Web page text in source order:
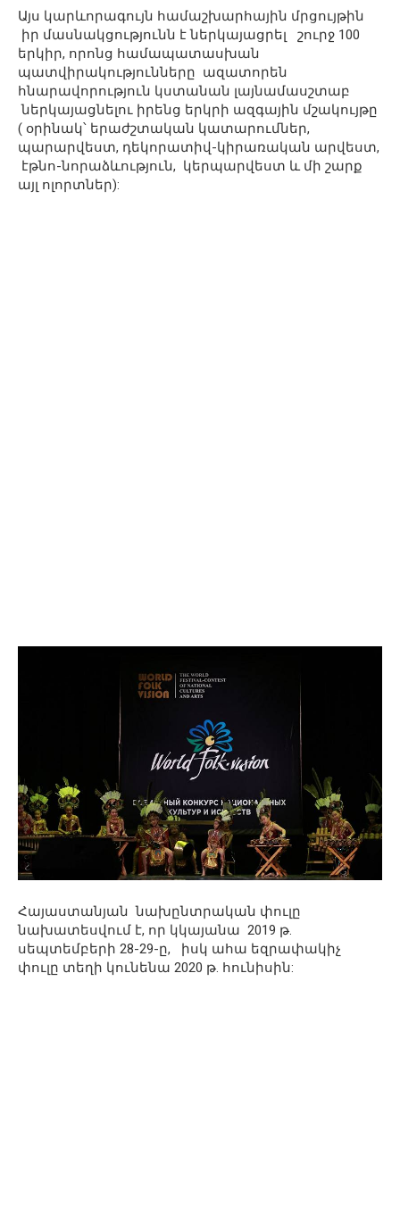
Այս կարևորագույն համաշխարհային մրցույթին
իր մասնակցությունն է ներկայացրել շուրջ 100
երկիր, որոնց համապատասխան
պատվիրակությունները ազատորեն
հնարավորություն կստանան լայնամասշտաբ
ներկայացնելու իրենց երկրի ազգային մշակույթը
( օրինակ՝ երաժշտական կատարումներ,
պարարվեստ, դեկորատիվ-կիրառական արվեստ,
էթնո-նորաձևություն, կերպարվեստ և մի շարք
այլ ոլորտներ):
Հայաստանյան նախընտրական փուլը
նախատեսվում է, որ կկայանա 2019 թ.
սեպտեմբերի 28-29-ը, իսկ ահա եզրափակիչ
փուլը տեղի կունենա 2020 թ. հունիսին: